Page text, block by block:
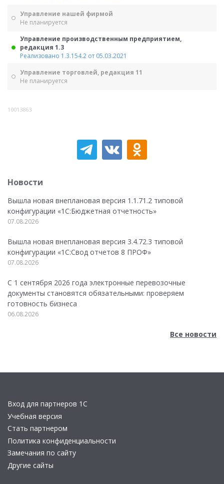
Управление нашей фирмой
Не планируется
Управление производственным предприятием,
редакция 1.3
Реализовано 1.3.154.2 от 05.03.2021
Управление торговлей, редакция 11
Не планируется
10013863
Новости
Вышла новая внеплановая версия 1.1.71.2 типовой
конфигурации «1C:Бюджетная отчетность»
07.08.2026
Вышла новая внеплановая версия 3.4.72.3 типовой
конфигурации «1C:Свод отчетов 8 ПРОФ»
07.08.2026
С 1 сентября 2026 года электронные перевозочные
документы становятся обязательными: проверяем
готовность бизнеса
06.08.2026
Все новости
Вход для партнеров 1С
Учебная версия
Стать партнером
Политика конфиденциальности
Замечания по сайту
Другие сайты